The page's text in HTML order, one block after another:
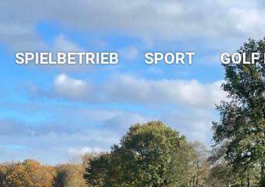
SPIELBETRIEB SPORT GOLF